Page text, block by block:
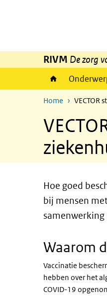
RIVM De zorg
Home VECTOR
Hoe goed
bij mensen
samenwerking
Waarom
Vaccinatie
hebben over het
COVID-19